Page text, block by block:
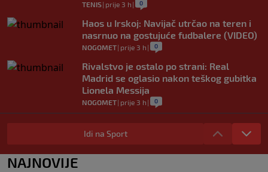
TENIS| prije 3 h | 0
Haos u Irskoj: Navijač utrčao na teren i
nasrnuo na gostujuće fudbalere (VIDEO)
NOGOMET| prije 3 h | 0
Rivalstvo je ostalo po strani: Real
Madrid se oglasio nakon teškog gubitka
Lionela Messija
NOGOMET| prije 3 h | 0
WNBA igračice odgovorile Kanteru
nakon provokacije: "Nećemo biti politički
0
Idi na Sport
NAJNOVIJE